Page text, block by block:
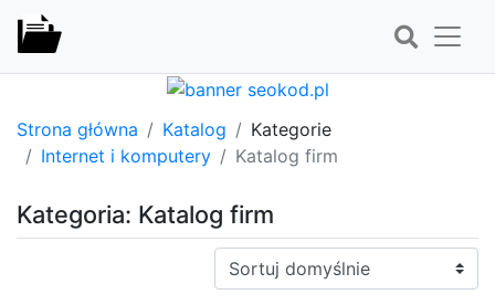
Strona główna Katalog
Kategorie
Internet i komputery
Katalog firm
Kategoria: Katalog firm
Sortuj: